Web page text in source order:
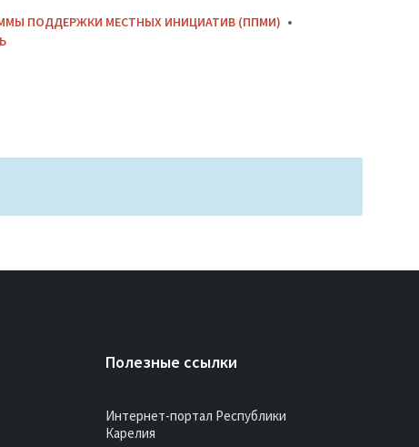
ПОДДЕРЖКИ МЕСТНЫХ ИНИЦИАТИВ (ППМИ)
Полезные ссылки
Интернет-портал Республики
Карелия